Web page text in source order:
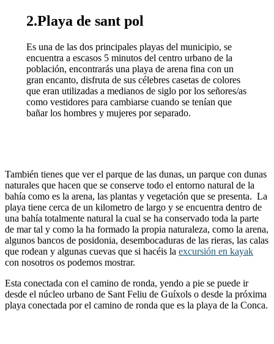
2.Playa de sant pol
Es una de las dos principales playas del municipio, se
encuentra a escasos 5 minutos del centro urbano de la
población, encontrarás una playa de arena fina con un
gran encanto, disfruta de sus célebres casetas de colores
que eran utilizadas a medianos de siglo por los señores/as
como vestidores para cambiarse cuando se tenían que
bañar los hombres y mujeres por separado.
También tienes que ver el parque de las dunas, un parque con dunas
naturales que hacen que se conserve todo el entorno natural de la
bahía como es la arena, las plantas y vegetación que se presenta. La
playa tiene cerca de un kilometro de largo y se encuentra dentro de
una bahía totalmente natural la cual se ha conservado toda la parte
de mar tal y como la ha formado la propia naturaleza, como la arena,
algunos bancos de posidonia, desembocaduras de las rieras, las calas
que rodean y algunas cuevas que si hacéis la excursión en kayak
con nosotros os podemos mostrar.
Esta conectada con el camino de ronda, yendo a pie se puede ir
desde el núcleo urbano de Sant Feliu de Guíxols o desde la próxima
playa conectada por el camino de ronda que es la playa de la Conca.